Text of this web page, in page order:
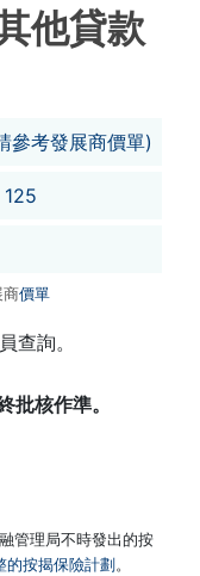
他貸款
參考發展商價單)
125
價單
查詢。
批核作準。
管理局不時發出的按
的按揭保險計劃。